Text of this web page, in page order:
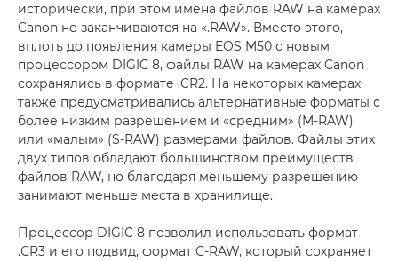
исторически, при этом имена файлов RAW на камерах
Canon не заканчиваются на «.RAW». Вместо этого,
вплоть до появления камеры EOS M50 с новым
процессором DIGIC 8, файлы RAW на камерах Canon
сохранялись в формате .CR2. На некоторых камерах
также предусматривались альтернативные форматы с
более низким разрешением и «средним» (M-RAW)
или «малым» (S-RAW) размерами файлов. Файлы этих
двух типов обладают большинством преимуществ
файлов RAW, но благодаря меньшему разрешению
занимают меньше места в хранилище.
Процессор DIGIC 8 позволил использовать формат
.CR3 и его подвид, формат C-RAW, который сохраняет